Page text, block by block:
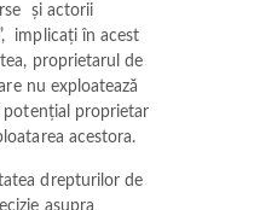
și actorii
implicați în acest
proprietarul de
nu exploatează
potențial proprietar
acestora.
drepturilor de
asupra